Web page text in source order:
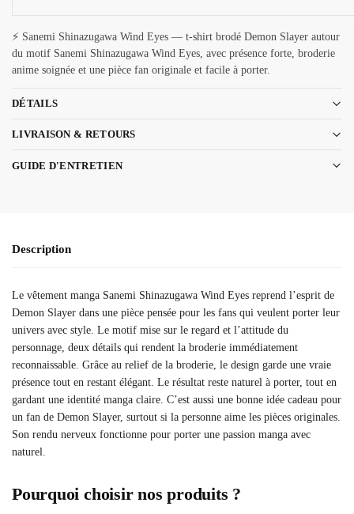
⚡ Sanemi Shinazugawa Wind Eyes — t-shirt brodé Demon Slayer autour
du motif Sanemi Shinazugawa Wind Eyes, avec présence forte, broderie
anime soignée et une pièce fan originale et facile à porter.
DÉTAILS
LIVRAISON & RETOURS
GUIDE D'ENTRETIEN
Description
Le vêtement manga Sanemi Shinazugawa Wind Eyes reprend l’esprit de
Demon Slayer dans une pièce pensée pour les fans qui veulent porter leur
univers avec style. Le motif mise sur le regard et l’attitude du
personnage, deux détails qui rendent la broderie immédiatement
reconnaissable. Grâce au relief de la broderie, le design garde une vraie
présence tout en restant élégant. Le résultat reste naturel à porter, tout en
gardant une identité manga claire. C’est aussi une bonne idée cadeau pour
un fan de Demon Slayer, surtout si la personne aime les pièces originales.
Son rendu nerveux fonctionne pour porter une passion manga avec
naturel.
Pourquoi choisir nos produits ?